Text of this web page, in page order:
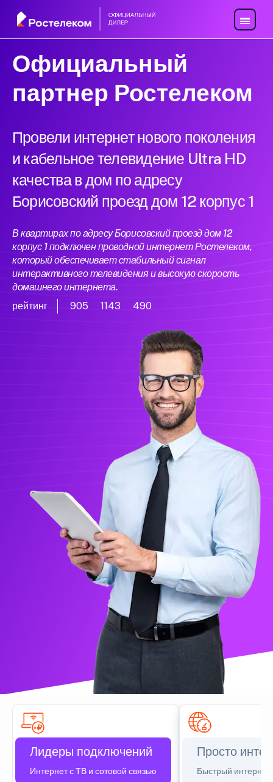
Официальный
партнер Ростелеком
Провели интернет нового поколения
и кабельное телевидение Ultra HD
качества в дом по адресу
Борисовский проезд дом 12 корпус 1
В квартирах по адресу Борисовский проезд дом 12
корпус 1 подключен проводной интернет Ростелеком,
который обеспечивает стабильный сигнал
интерактивного телевидения и высокую скорость
домашнего интернета.
рейтинг
905 1143 490
Лидеры подключений
Интернет с ТВ и сотовой связью
Просто
Быстрый интернет